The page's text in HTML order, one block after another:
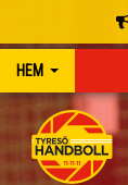
HEM